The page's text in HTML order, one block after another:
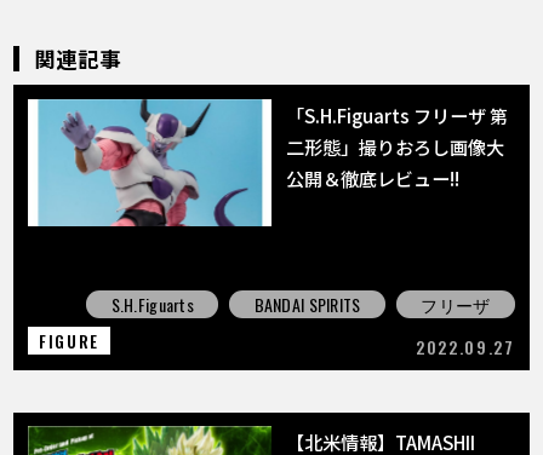
関連記事
「S.H.Figuarts フリーザ 第
二形態」撮りおろし画像大
公開＆徹底レビュー!!
S.H.Figuarts BANDAI SPIRITS
フリーザ
FIGURE
2022.09.27
【北米情報】TAMASHII